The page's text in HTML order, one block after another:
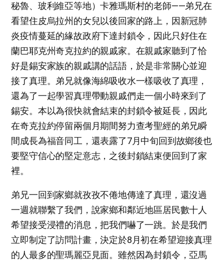
秘魯、玻利維亞等地）卡雅瑪斯村的老師——弟兄在
看望住皮烏拉州的女兒以後回家的路上，因新冠肺
炎疫情蔓延的緣故政府下達封鎖令，因此只好住在
蘭巴耶克州奇克拉約的親戚家。在親戚家聽到了恰
好是錫安家族的親戚講的話語，於是非常關心並迎
接了真理。弟兄就像海綿吸收水一樣吸收了真理，
還為了一起學習真理帶動親戚們走一個小時來到了
錫安。本以為很快就會結束的封鎖令被延長，因此
在奇克拉約停留兩個月期間努力查考聖經的弟兄瞬
間成長為福音同工，還表露了7月中旬回到故鄉後也
要堅守信心的堅定意志，之後封鎖結束便回到了家
裡。
弟兄一回到家鄉就孜孜不倦地傳達了真理，還沒過
一週就聯繫了我們，說家鄉和鄰近地區居民數十人
希望接受浸禮的消息，把我們嚇了一跳。於是我們
立即制定了訪問計畫，決定於8月初在希望迎接真理
的人最多的聖瑪麗亞見面。雖然因為封鎖令，亞馬